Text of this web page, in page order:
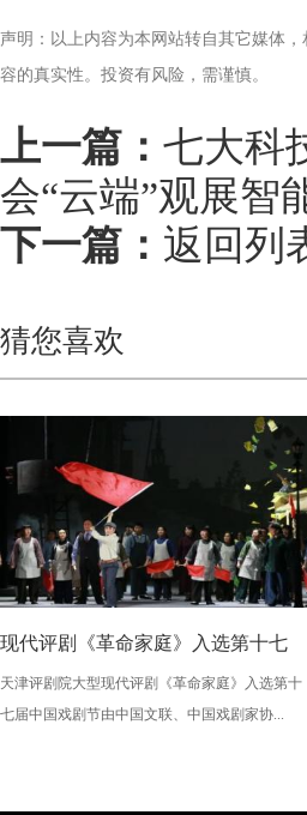
声明：以上内容为本网站转自其它媒体
容的真实性。投资有风险，需谨慎。
上一篇： 七大科
会“云端”观展智
下一篇： 返回列
猜您喜欢
现代评剧《革命家庭》入选第十七
天津评剧院大型现代评剧《革命家庭》入选第十
七届中国戏剧节由中国文联、中国戏剧家协...